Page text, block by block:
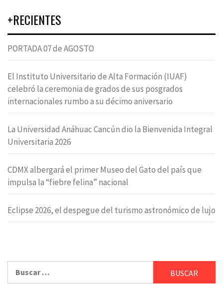
+RECIENTES
PORTADA 07 de AGOSTO
El Instituto Universitario de Alta Formación (IUAF)
celebró la ceremonia de grados de sus posgrados
internacionales rumbo a su décimo aniversario
La Universidad Anáhuac Cancún dio la Bienvenida Integral
Universitaria 2026
CDMX albergará el primer Museo del Gato del país que
impulsa la “fiebre felina” nacional
Eclipse 2026, el despegue del turismo astronómico de lujo